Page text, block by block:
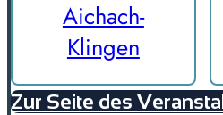
Aichach-
Klingen
Zur Seite des